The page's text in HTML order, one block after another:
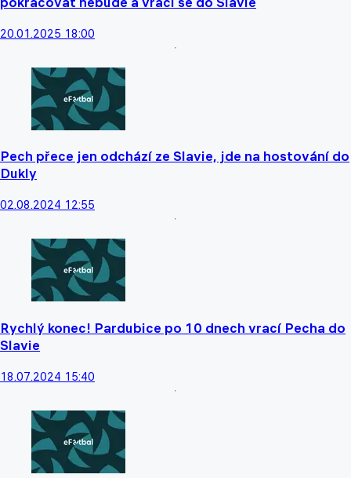
20.01.2025 18:00
Pech přece jen odchází ze Slavie, jde na hostování do
Dukly
02.08.2024 12:55
Rychlý konec! Pardubice po 10 dnech vrací Pecha do
Slavie
18.07.2024 15:40